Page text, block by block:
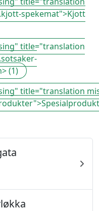
spekemat">Kjott
title="translation
(1)
title="translation